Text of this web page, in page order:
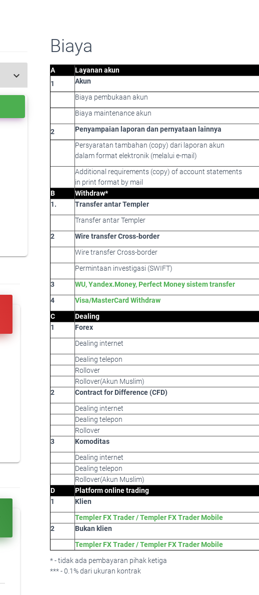
keyboard_arrow_down
Biaya
A Layanan akun
1
Akun
Biaya pembukaan akun
Biaya maintenance akun
2
Penyampaian laporan dan pernyataan lainnya
Persyaratan tambahan (copy) dari laporan akun
dalam format elektronik (melalui e-mail)
Additional requirements (copy) of account statements
in print format by mail
B Withdraw*
1.
Transfer antar Templer
Transfer antar Templer
2
Wire transfer Cross-border
Wire transfer Cross-border
Permintaan investigasi (SWIFT)
3
WU, Yandex.Money, Perfect Money sistem transfer
4
Visa/MasterCard Withdraw
C
Dealing
1
Forex
Dealing internet
Dealing telepon
Rollover
Rollover(Akun Muslim)
2
Contract for Difference (CFD)
Dealing internet
Dealing telepon
Rollover
3
Komoditas
Dealing internet
Dealing telepon
Rollover(Akun Muslim)
D
Platform online trading
1
Klien
Templer FX Trader / Templer FX Trader Mobile
2
Bukan klien
Templer FX Trader / Templer FX Trader Mobile
* - tidak ada pembayaran pihak ketiga
*** - 0.1% dari ukuran kontrak